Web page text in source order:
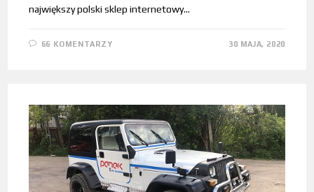
największy polski sklep internetowy…
66 KOMENTARZY 30 MAJA, 2020